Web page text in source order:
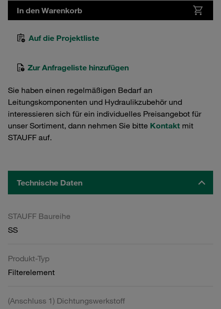
In den Warenkorb
Auf die Projektliste
Zur Anfrageliste hinzufügen
Sie haben einen regelmäßigen Bedarf an
Leitungskomponenten und Hydraulikzubehör und
interessieren sich für ein individuelles Preisangebot für
unser Sortiment, dann nehmen Sie bitte Kontakt mit
STAUFF auf.
Technische Daten
STAUFF Baureihe
SS
Produkt-Typ
Filterelement
(Anschluss 1) Dichtungswerkstoff